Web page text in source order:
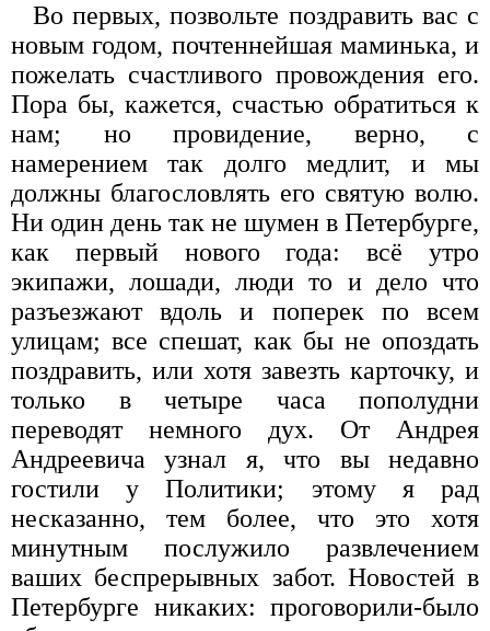
Во первых, позвольте поздравить вас с
новым годом, почтеннейшая маминька, и
пожелать счастливого провождения его.
Пора бы, кажется, счастью обратиться к
нам; но провидение, верно, с
намерением так долго медлит, и мы
должны благословлять его святую волю.
Ни один день так не шумен в Петербурге,
как первый нового года: всё утро
экипажи, лошади, люди то и дело что
разъезжают вдоль и поперек по всем
улицам; все спешат, как бы не опоздать
поздравить, или хотя завезть карточку, и
только в четыре часа пополудни
переводят немного дух. От Андрея
Андреевича узнал я, что вы недавно
гостили у Политики; этому я рад
несказанно, тем более, что это хотя
минутным послужило развлечением
ваших беспрерывных забот. Новостей в
Петербурге никаких: проговорили-было